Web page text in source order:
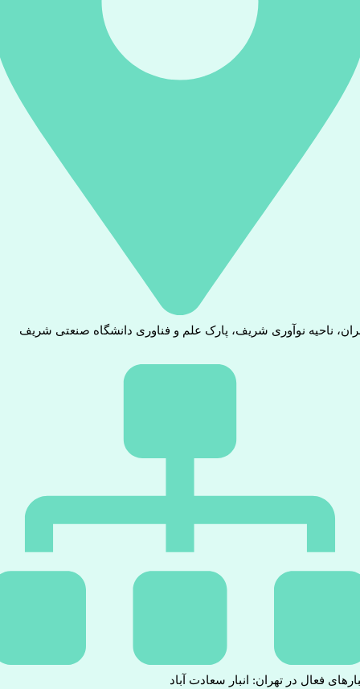
ناحیه نوآوری شریف، پارک علم و فناوری دانشگاه صنعتی شریف
فعال در تهران: انبار سعادت آباد